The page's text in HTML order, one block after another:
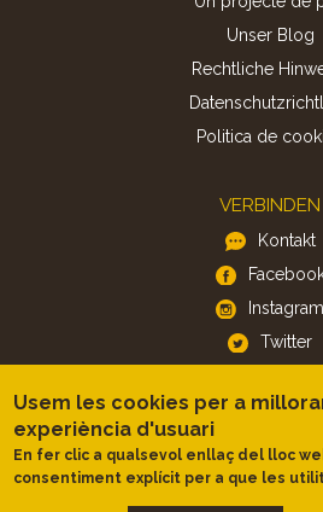
Unser Blog
Rechtliche
Politica de
VERBINDEN
Kontakt
Instagram
Twitter
APP
iOS
Android
Usem les cookies per a
experiència d'usuari
En fer clic a qualsevol enllaç del lloc
consentiment explícit per a que les